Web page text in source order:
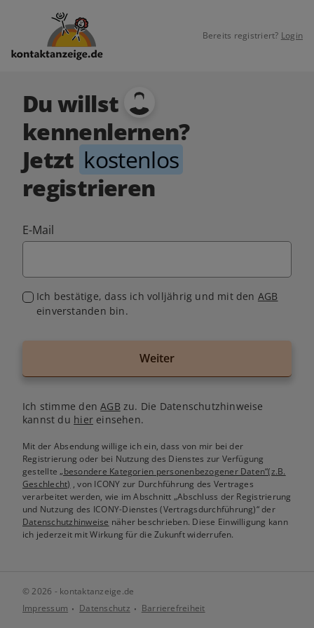
Bereits registriert? Login
Du willst
kennenlernen?
Jetzt kostenlos
registrieren
E-Mail
Ich bestätige, dass ich volljährig und mit den AGB
einverstanden bin.
Weiter
Ich stimme denAGB zu. Die Datenschutzhinweise
kannst du hiereinsehen.
Mit der Absendung willige ich ein, dass von mir bei der
Registrierung oder bei Nutzung des Dienstes zur Verfügung
gestellte„besondere Kategorien personenbezogener Daten“(z.B.
Geschlecht) , von ICONY zur Durchführung des Vertrages
verarbeitet werden, wie im Abschnitt „Abschluss der Registrierung
und Nutzung des ICONY-Dienstes (Vertragsdurchführung)“ der
Datenschutzhinweise näher beschrieben. Diese Einwilligung kann
ich jederzeit mit Wirkung für die Zukunft widerrufen.
© 2026 - kontaktanzeige.de
Impressum
Datenschutz Barrierefreiheit